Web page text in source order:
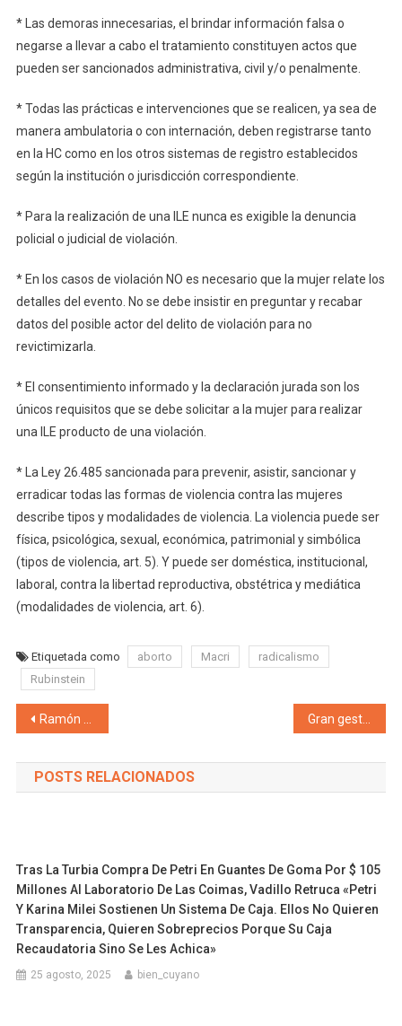
* Las demoras innecesarias, el brindar información falsa o
negarse a llevar a cabo el tratamiento constituyen actos que
pueden ser sancionados administrativa, civil y/o penalmente.
* Todas las prácticas e intervenciones que se realicen, ya sea de
manera ambulatoria o con internación, deben registrarse tanto
en la HC como en los otros sistemas de registro establecidos
según la institución o jurisdicción correspondiente.
* Para la realización de una ILE nunca es exigible la denuncia
policial o judicial de violación.
* En los casos de violación NO es necesario que la mujer relate los
detalles del evento. No se debe insistir en preguntar y recabar
datos del posible actor del delito de violación para no
revictimizarla.
* El consentimiento informado y la declaración jurada son los
únicos requisitos que se debe solicitar a la mujer para realizar
una ILE producto de una violación.
* La Ley 26.485 sancionada para prevenir, asistir, sancionar y
erradicar todas las formas de violencia contra las mujeres
describe tipos y modalidades de violencia. La violencia puede ser
física, psicológica, sexual, económica, patrimonial y simbólica
(tipos de violencia, art. 5). Y puede ser doméstica, institucional,
laboral, contra la libertad reproductiva, obstétrica y mediática
(modalidades de violencia, art. 6).
Etiquetada como aborto Macri
radicalismo
Rubinstein
Navegación de entradas
Ramón celebró que la Ley de Góndolas esté encaminada: «Estas medidas protegen tanto al pequeño empresario como al consumidor»
POSTS RELACIONADOS
Tras La Turbia Compra De Petri En Guantes De Goma Por $ 105
Millones Al Laboratorio De Las Coimas, Vadillo Retruca «Petri
Y Karina Milei Sostienen Un Sistema De Caja. Ellos No Quieren
Transparencia, Quieren Sobreprecios Porque Su Caja
Recaudatoria Sino Se Les Achica»
25 agosto, 2025 bien_cuyano